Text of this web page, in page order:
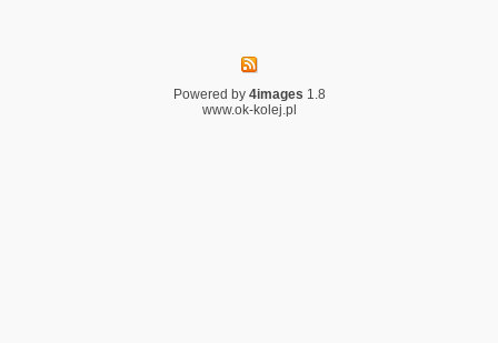
Powered by 4images 1.8
www.ok-kolej.pl